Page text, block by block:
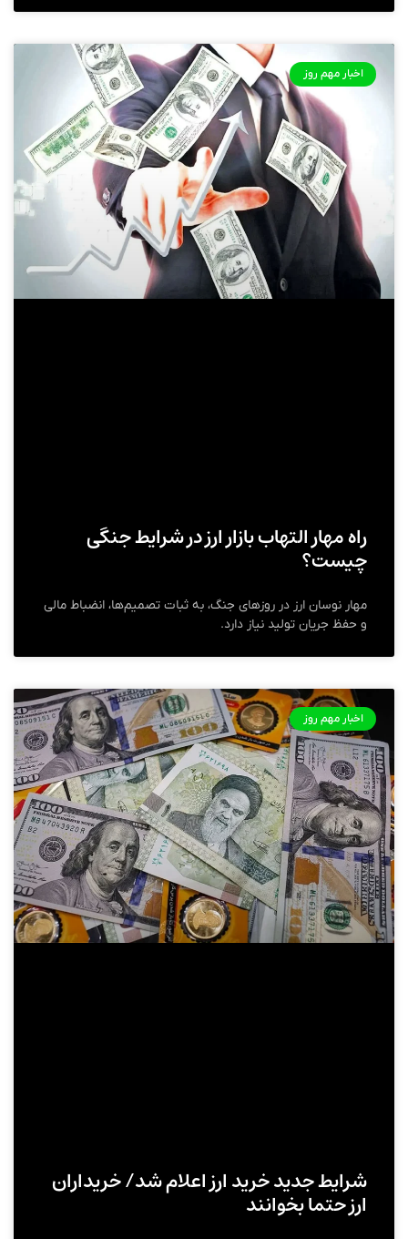
اخبار مهم روز
راه مهار التهاب بازار ارز در شرایط جنگی
چیست؟
مهار نوسان ارز در روزهای جنگ، به ثبات تصمیم‌ها، انضباط مالی
و حفظ جریان تولید نیاز دارد.
اخبار مهم روز
شرایط جدید خرید ارز اعلام شد/ خریداران
ارز حتما بخوانند